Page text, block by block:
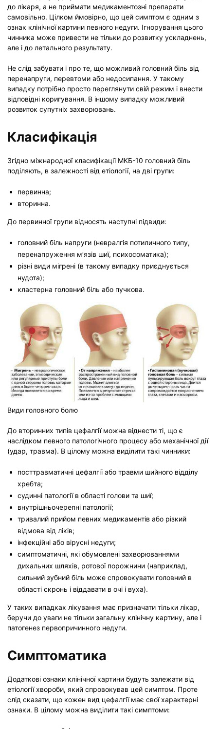
до лікаря, а не приймати медикаментозні препарати
самовільно. Цілком ймовірно, що цей симптом є одним з
ознак клінічної картини певного недуги. Ігнорування цього
чинника може привести не тільки до розвитку ускладнень,
але і до летального результату.
Не слід забувати і про те, що можливий головний біль від
перенапруги, перевтоми або недосипання. У такому
випадку потрібно просто переглянути свій режим і внести
відповідні коригування. В іншому випадку можливий
розвиток супутніх захворювань.
Класифікація
Згідно міжнародної класифікації МКБ-10 головний біль
поділяють, в залежності від етіології, на дві групи:
первинна;
вторинна.
До первинної групи відносять наступні підвиди:
головний біль напруги (невралгія потиличного типу,
перенапруження м’язів шиї, психосоматика);
різні види мігрені (в такому випадку приєднується
нудота);
кластерна головний біль або пучкова.
Види головного болю
До вторинних типів цефалгії можна віднести ті, що є
наслідком певного патологічного процесу або механічної дії
(удар, травма). В цілому можна виділити такі чинники:
посттравматичні цефалгії або травми шийного відділу
хребта;
судинні патології в області голови та шиї;
внутрішньочерепні патології;
тривалий прийом певних медикаментів або різкий
відмова від ліків;
інфекційні або вірусні недуги;
симптоматичні, які обумовлені захворюваннями
дихальних шляхів, ротової порожнини (наприклад,
сильний зубний біль може спровокувати головний в
області скронь і віддавати в очі і вуха).
У таких випадках лікування має призначати тільки лікар,
беручи до уваги не тільки загальну клінічну картину, але і
патогенез первопричинного недуги.
Симптоматика
Додаткові ознаки клінічної картини будуть залежати від
етіології хвороби, який спровокував цей симптом. Проте
слід сказати, що кожен вид цефалгії має свої характерні
ознаки. В цілому можна виділити такі симптоми: